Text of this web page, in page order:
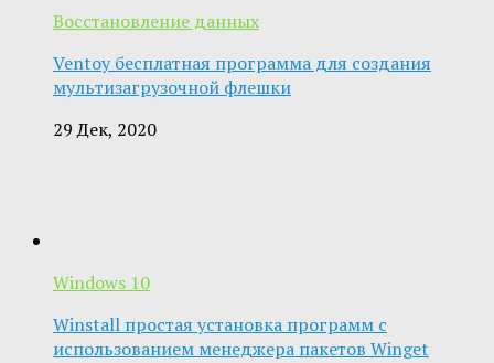
Восстановление данных
Ventoy бесплатная программа для создания
мультизагрузочной флешки
29 Дек, 2020
Windows 10
Winstall простая установка программ с
использованием менеджера пакетов Winget